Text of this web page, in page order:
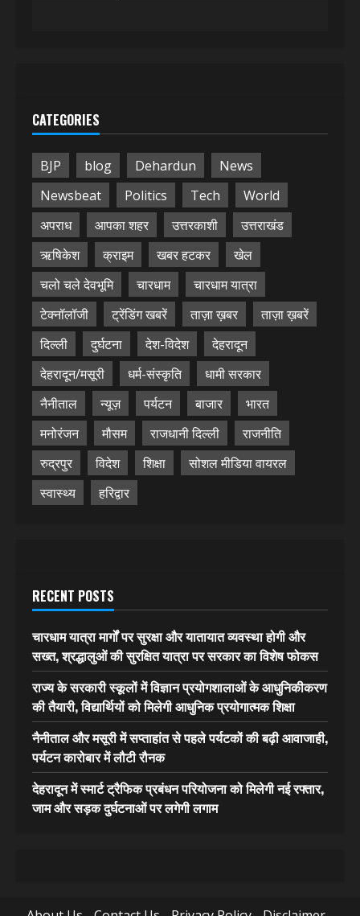
CATEGORIES
BJP blog Dehardun
News
Newsbeat
Politics Tech
World
अपराध
आपका शहर उत्तरकाशी
उत्तराखंड
ऋषिकेश
क्राइम खबर हटकर
खेल
चलो चले देवभूमि
चारधाम
चारधाम यात्रा
टेक्नॉलॉजी
ट्रेंडिंग खबरें ताज़ा ख़बर
ताज़ा ख़बरें
दिल्ली
दुर्घटना देश-विदेश
देहरादून
देहरादून/मसूरी
धर्म-संस्कृति
धामी सरकार
नैनीताल
न्यूज़ पर्यटन बाजार
भारत
मनोरंजन
मौसम राजधानी दिल्ली
राजनीति
रुद्रपुर
विदेश शिक्षा
सोशल मीडिया वायरल
स्वास्थ्य
हरिद्वार
RECENT POSTS
चारधाम यात्रा मार्गों पर सुरक्षा और यातायात व्यवस्था होगी और
सख्त, श्रद्धालुओं की सुरक्षित यात्रा पर सरकार का विशेष फोकस
राज्य के सरकारी स्कूलों में विज्ञान प्रयोगशालाओं के आधुनिकीकरण
की तैयारी, विद्यार्थियों को मिलेगी आधुनिक प्रयोगात्मक शिक्षा
नैनीताल और मसूरी में सप्ताहांत से पहले पर्यटकों की बढ़ी आवाजाही,
पर्यटन कारोबार में लौटी रौनक
देहरादून में स्मार्ट ट्रैफिक प्रबंधन परियोजना को मिलेगी नई रफ्तार,
जाम और सड़क दुर्घटनाओं पर लगेगी लगाम